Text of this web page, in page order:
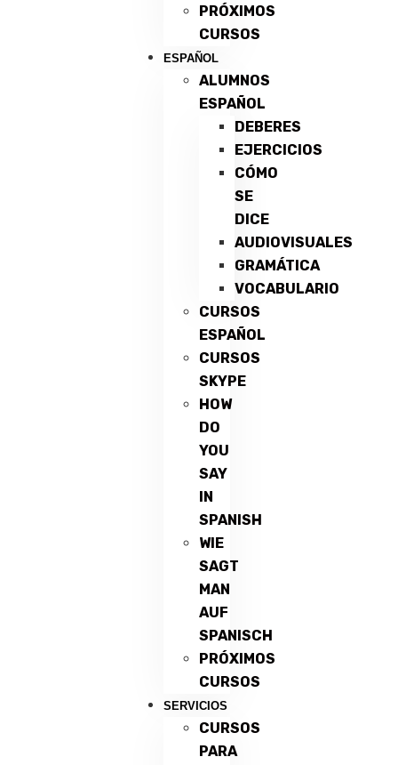
PRÓXIMOS
CURSOS
ESPAÑOL
ALUMNOS
ESPAÑOL
DEBERES
EJERCICIOS
CÓMO
SE
DICE
AUDIOVISUALES
GRAMÁTICA
VOCABULARIO
CURSOS
ESPAÑOL
CURSOS
SKYPE
HOW
DO
YOU
SAY
IN
SPANISH
WIE
SAGT
MAN
AUF
SPANISCH
PRÓXIMOS
CURSOS
SERVICIOS
CURSOS
PARA